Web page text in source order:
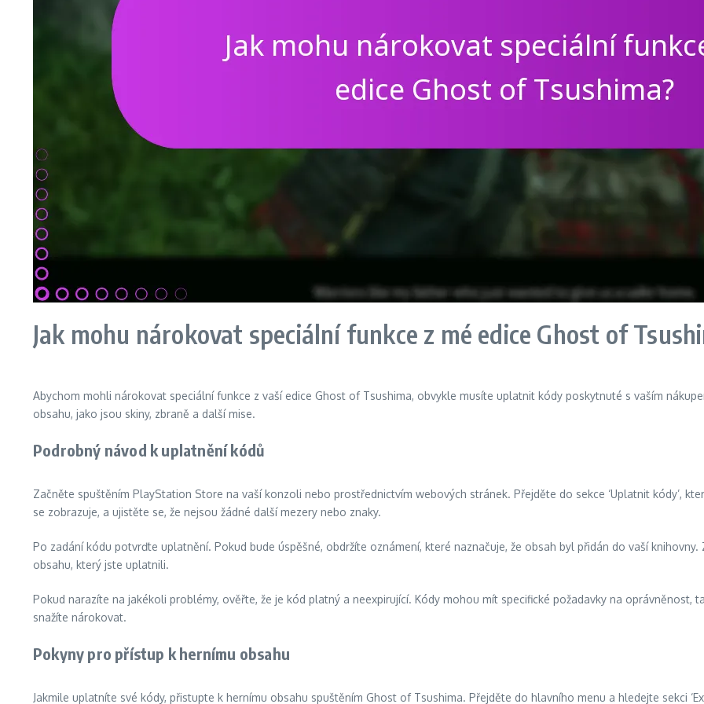
Jak mohu nárokovat speciální funkce z mé edice Ghost of
Abychom mohli nárokovat speciální funkce z vaší edice Ghost of Tsushima, obvykle musíte uplatnit kódy poskytnuté s vaším
obsahu, jako jsou skiny, zbraně a další mise.
Podrobný návod k uplatnění kódů
Začněte spuštěním PlayStation Store na vaší konzoli nebo prostřednictvím webových stránek. Přejděte do sekce ‘Uplatnit kódy’,
se zobrazuje, a ujistěte se, že nejsou žádné další mezery nebo znaky.
Po zadání kódu potvrďte uplatnění. Pokud bude úspěšné, obdržíte oznámení, které naznačuje, že obsah byl přidán do vaší
obsahu, který jste uplatnili.
Pokud narazíte na jakékoli problémy, ověřte, že je kód platný a neexpirující. Kódy mohou mít specifické požadavky na oprávněnost,
snažíte nárokovat.
Pokyny pro přístup k hernímu obsahu
Jakmile uplatníte své kódy, přistupte k hernímu obsahu spuštěním Ghost of Tsushima. Přejděte do hlavního menu a hledejte sekci